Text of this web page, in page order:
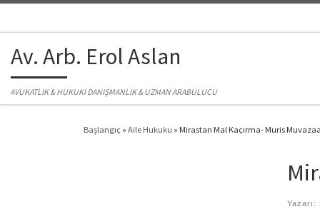
Av. Arb. Erol Aslan
AVUKATLIK & HUKUKİ DANIŞMANLIK & UZMAN ARABULUCU
Başlangıç » Aile Hukuku » Mirastan Mal Kaçırma- Muris
Yazarı: